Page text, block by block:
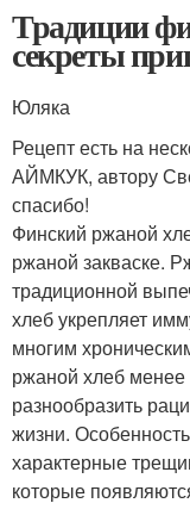
Традиции
секреты
Юляка
Рецепт есть на
АЙМКУК, автору
спасибо!
Финский ржаной
ржаной закваске.
традиционной
хлеб укрепляет
многим
ржаной хлеб
разнообразить
жизни.
характерные
которые